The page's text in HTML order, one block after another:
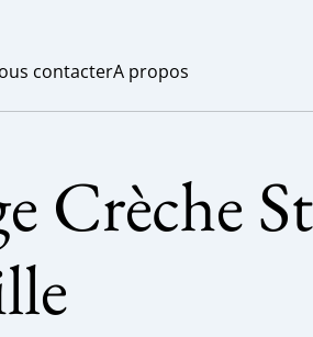
contacterA propos
Crèche